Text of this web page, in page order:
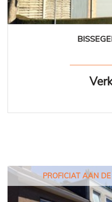
237 m²
PROFICIAT AAN